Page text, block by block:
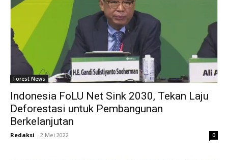
Forest News
Indonesia FoLU Net Sink 2030, Tekan Laju
Deforestasi untuk Pembangunan
Berkelanjutan
Redaksi - 2 Mei 2022 0